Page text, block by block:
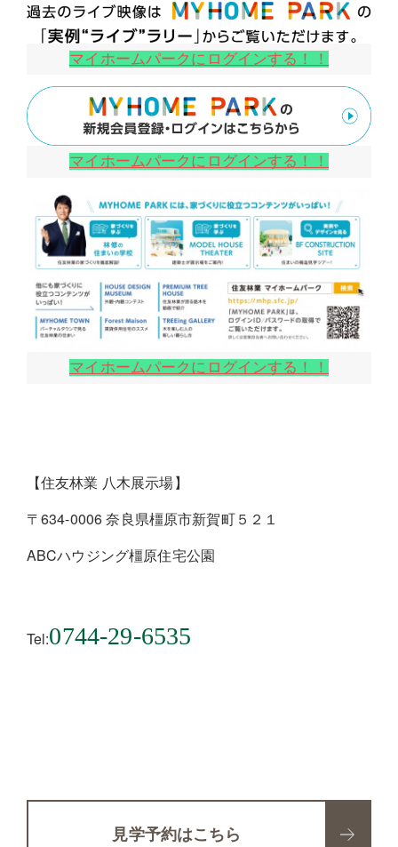
マイホームパークにログインする！！
マイホームパークにログインする！！
マイホームパークにログインする！！
【住友林業 八木展示場】
〒634-0006 奈良県橿原市新賀町５２１
ABCハウジング橿原住宅公園
Tel:0744-29-6535
見学予約はこちら